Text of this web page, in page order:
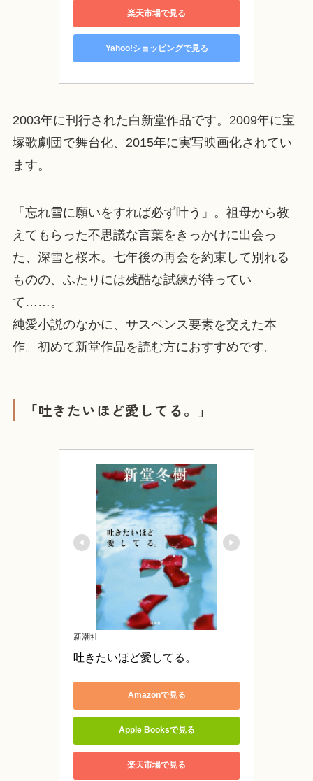
楽天市場で見る
Yahoo!ショッピングで見る
2003年に刊行された白新堂作品です。2009年に宝
塚歌劇団で舞台化、2015年に実写映画化されてい
ます。
「忘れ雪に願いをすれば必ず叶う」。祖母から教
えてもらった不思議な言葉をきっかけに出会っ
た、深雪と桜木。七年後の再会を約束して別れる
ものの、ふたりには残酷な試練が待ってい
て……。
純愛小説のなかに、サスペンス要素を交えた本
作。初めて新堂作品を読む方におすすめです。
「吐きたいほど愛してる。」
新潮社
吐きたいほど愛してる。
Amazonで見る
Apple Booksで見る
楽天市場で見る